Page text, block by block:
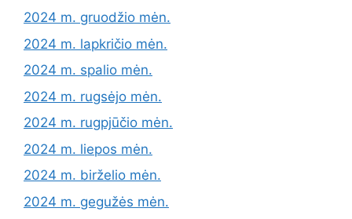
2024 m. gruodžio mėn.
2024 m. lapkričio mėn.
2024 m. spalio mėn.
2024 m. rugsėjo mėn.
2024 m. rugpjūčio mėn.
2024 m. liepos mėn.
2024 m. birželio mėn.
2024 m. gegužės mėn.